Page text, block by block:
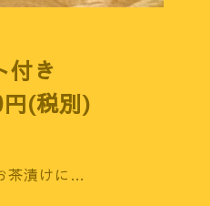
き
別)
茶漬けに…